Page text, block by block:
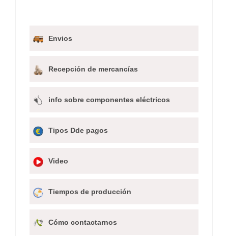
Envios
Recepción de mercancías
info sobre componentes eléctricos
Tipos Dde pagos
Video
Tiempos de producción
Cómo contactarnos